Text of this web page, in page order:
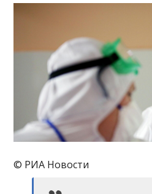
© РИА Новости